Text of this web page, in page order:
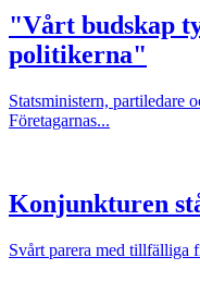
"Vårt budskap
politikerna"
Statsministern, partiledare
Företagarnas...
Konjunkturen
Svårt parera med tillfälliga